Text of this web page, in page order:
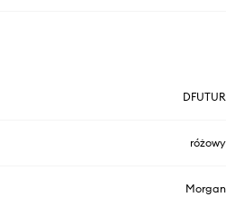
DFUTUR
różowy
Morgan